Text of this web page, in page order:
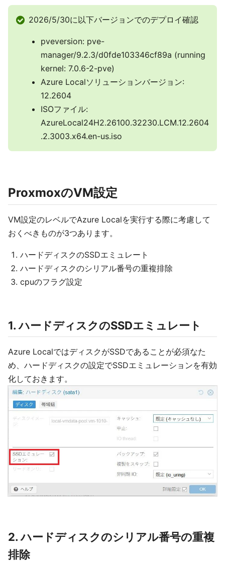
2026/5/30に以下バージョンでのデプロイ確認
pveversion: pve-
manager/9.2.3/d0fde103346cf89a (running
kernel: 7.0.6-2-pve)
Azure Localソリューションバージョン:
12.2604
ISOファイル:
AzureLocal24H2.26100.32230.LCM.12.2604
.2.3003.x64.en-us.iso
ProxmoxのVM設定
VM設定のレベルでAzure Localを実行する際に考慮して
おくべきものが3つあります。
ハードディスクのSSDエミュレート
ハードディスクのシリアル番号の重複排除
cpuのフラグ設定
1. ハードディスクのSSDエミュレート
Azure LocalではディスクがSSDであることが必須なた
め、ハードディスクの設定でSSDエミュレーションを有効
化しておきます。
2. ハードディスクのシリアル番号の重複
排除